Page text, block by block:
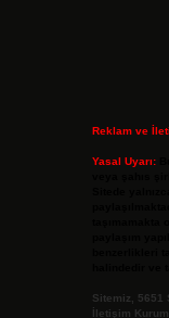
Reklam ve
Yasal Uyarı:
Sitemiz, 5651
İletişim